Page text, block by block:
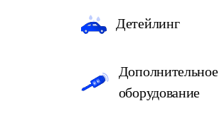
Детейлинг
Дополнительное
оборудование